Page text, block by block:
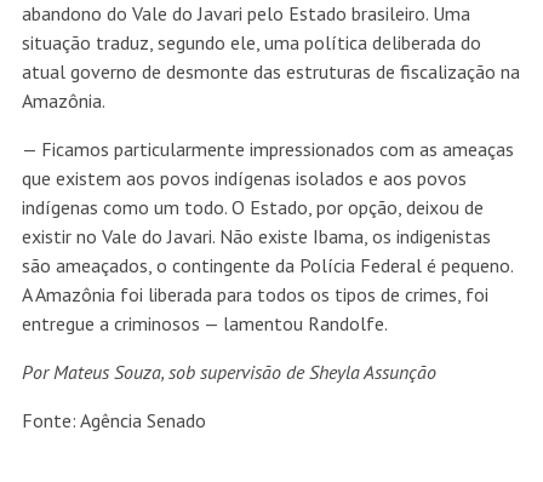
abandono do Vale do Javari pelo Estado brasileiro. Uma
situação traduz, segundo ele, uma política deliberada do
atual governo de desmonte das estruturas de fiscalização na
Amazônia.
— Ficamos particularmente impressionados com as ameaças
que existem aos povos indígenas isolados e aos povos
indígenas como um todo. O Estado, por opção, deixou de
existir no Vale do Javari. Não existe Ibama, os indigenistas
são ameaçados, o contingente da Polícia Federal é pequeno.
A Amazônia foi liberada para todos os tipos de crimes, foi
entregue a criminosos — lamentou Randolfe.
Por Mateus Souza, sob supervisão de Sheyla Assunção
Fonte: Agência Senado